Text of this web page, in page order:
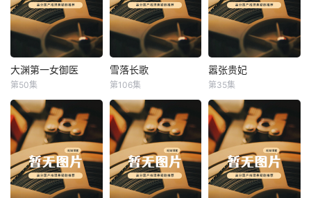
大渊第一女御医
大渊第一女御医
第50集
雪落长歌
雪落长歌
第106集
嚣张贵妃
嚣张贵妃
第35集